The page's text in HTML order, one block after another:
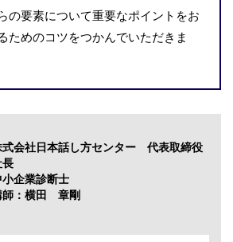
の要素について重要なポイントをお
ためのコツをつかんでいただきま
式会社日本話し方センター 代表取締役
企業診断士
師：横田 章剛